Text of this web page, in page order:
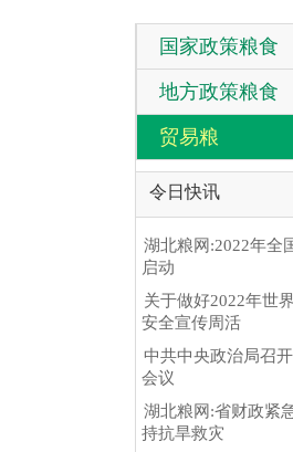
国家政策粮食
地方政策粮食
贸易粮
令日快讯
湖北粮网:2022年全
启动
关于做好2022年世
安全宣传周活
中共中央政治局召
会议
湖北粮网:省财政紧
持抗旱救灾